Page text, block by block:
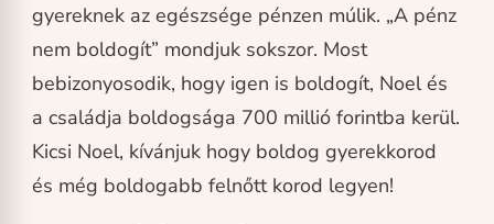
gyereknek az egészsége pénzen múlik. „A pénz
nem boldogít” mondjuk sokszor. Most
bebizonyosodik, hogy igen is boldogít, Noel és
a családja boldogsága 700 millió forintba kerül.
Kicsi Noel, kívánjuk hogy boldog gyerekkorod
és még boldogabb felnőtt korod legyen!